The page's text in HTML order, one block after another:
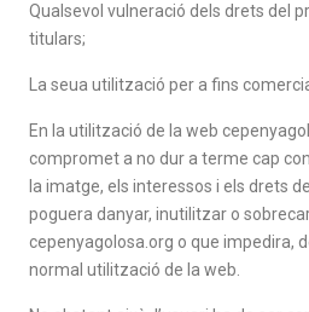
Qualsevol vulneració dels drets del
titulars;
La seua utilització per a fins
En la utilització de la web
compromet a no dur a terme cap
la imatge, els interessos i els drets
poguera danyar, inutilitzar o
cepenyagolosa.org o que impedira,
normal utilització de la web.